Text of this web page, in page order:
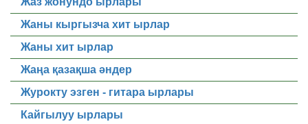
Жаны кыргызча хит ырлар
Жаны хит ырлар
Жаңа қазақша әндер
Журокту эзген - гитара ырлары
Кайгылуу ырлары